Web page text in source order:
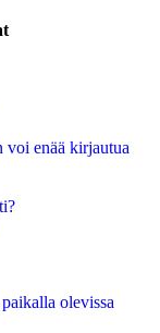
voi enää kirjautua
olevissa